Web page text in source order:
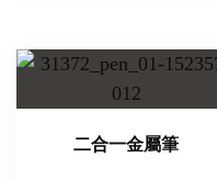
二合一金屬筆